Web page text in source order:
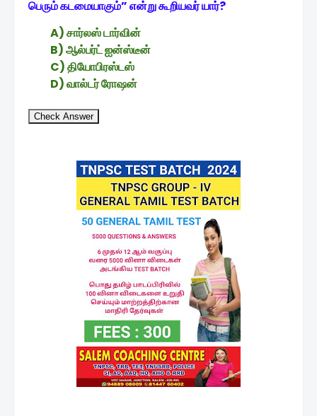
பெரும் கடமையாகும்” என்று கூறியவர் யார்?
A) சார்லஸ் டார்வின்
B) ஆல்பர்ட் ஐன்ஸ்டீன்
C) தியோபிரஸ்டஸ்
D) வால்டர் ரோஷன்
Check Answer